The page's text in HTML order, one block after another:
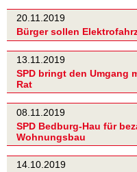
20.11.2019
Bürger sollen
13.11.2019
SPD bringt den Umgang
Rat
08.11.2019
SPD Bedburg-Hau für
Wohnungsbau
14.10.2019